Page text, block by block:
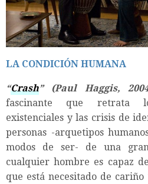
LA CONDICIÓN HUMANA
“Crash” (Paul Haggis,
fascinante que retrata
existenciales y las crisis de
personas -arquetipos
modos de ser- de una
cualquier hombre es capaz
que está necesitado de